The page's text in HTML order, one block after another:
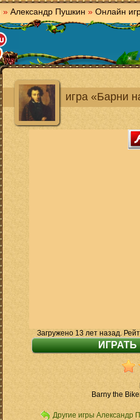
» Александр Пушкин » Онлайн
игра «Барни
Загружено 13 лет назад.
Barny the
Другие игры Александр